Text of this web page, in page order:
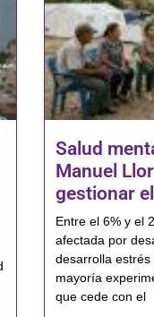
Salud
Manuel
gestionar
Entre el 6% y el
afectada por
desarrolla
mayoría
que cede con el